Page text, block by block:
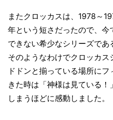
またクロッカスは、1978～
年という短さだったので、
できない希少なシリーズであ
そのようなわけでクロッカ
ドドンと揃っている場所に
きた時は「神様は見ている
しまうほどに感動しました。